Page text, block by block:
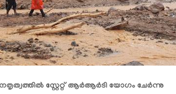
സ്റ്റേറ്റ് ആർആർടി യോഗം ചേർന്നു